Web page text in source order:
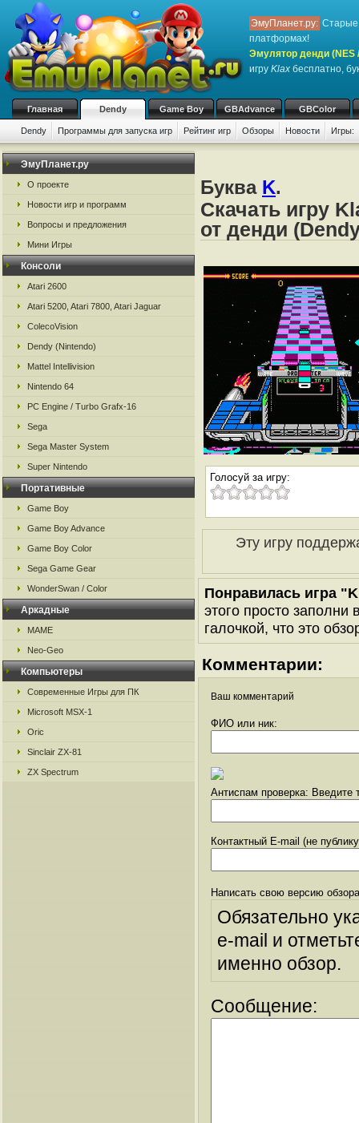
ЭмуПланет.ру: Старые
платформах!
Эмулятор денди (NES
игру Klax бесплатно,
Главная Dendy Game Boy GBAdvance GBColor
Dendy Программы для запуска игр Рейтинг игр Обзоры Новости Игры:
ЭмуПланет.ру
О проекте
Новости игр и программ
Вопросы и предложения
Мини Игры
Консоли
Atari 2600
Atari 5200, Atari 7800, Atari Jaguar
ColecoVision
Dendy (Nintendo)
Mattel Intellivision
Nintendo 64
PC Engine / Turbo Grafx-16
Sega
Sega Master System
Super Nintendo
Портативные
Game Boy
Game Boy Advance
Game Boy Color
Sega Game Gear
WonderSwan / Color
Аркадные
MAME
Neo-Geo
Компьютеры
Современные Игры для ПК
Microsoft MSX-1
Oric
Sinclair ZX-81
ZX Spectrum
Буква K.
Скачать игру
от денди
Голосуй за игру:
Эту игру
Понравилась игра
этого просто заполни
галочкой, что это
Комментарии:
Ваш комментарий
ФИО или ник:
Антиспам проверка: Введите
Контактный E-mail (не
Написать свою версию
Обязательно
e-mail и
именно обзор.
Сообщение: